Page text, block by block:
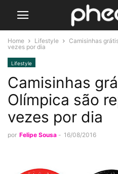
Home Lifestyle
Camisinhas
vezes por dia
Lifestyle
Camisinhas
Olímpica são
vezes por dia
por Felipe Sousa - 16/08/2016